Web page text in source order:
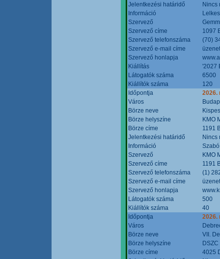
Jelentkezési határidő
Nincs
Információ
Szervező
Szervező címe
1097
Szervező telefonszáma
(70)
Szervező e-mail címe
Szervező honlapja
Kiállítás
'2027
Látogatók száma
6500
Kiállítók száma
120
Időpontja
2026.
Város
Börze neve
Börze helyszíne
KMO
Börze címe
1191
Jelentkezési határidő
Nincs
Információ
Szervező
KMO
Szervező címe
1191
Szervező telefonszáma
(1)
Szervező e-mail címe
Szervező honlapja
Látogatók száma
500
Kiállítók száma
40
Időpontja
2026.
Város
Börze neve
VII.
Börze helyszíne
Börze címe
4025